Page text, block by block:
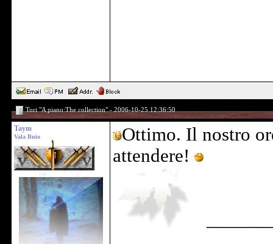
Tori "A piano:The collection" - 2006-10-25 12:36:50
Taym
Vala Buio
Ottimo. Il nostro
attendere!